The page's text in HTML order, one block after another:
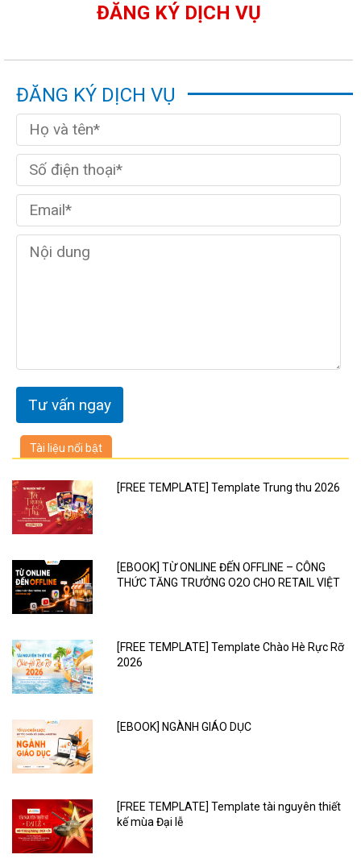
ĐĂNG KÝ DỊCH VỤ
ĐĂNG KÝ DỊCH VỤ
Tài liệu nổi bật
[FREE TEMPLATE] Template Trung thu 2026
[EBOOK] TỪ ONLINE ĐẾN OFFLINE – CÔNG
THỨC TĂNG TRƯỞNG O2O CHO RETAIL VIỆT
[FREE TEMPLATE] Template Chào Hè Rực Rỡ
2026
[EBOOK] NGÀNH GIÁO DỤC
[FREE TEMPLATE] Template tài nguyên thiết
kế mùa Đại lễ